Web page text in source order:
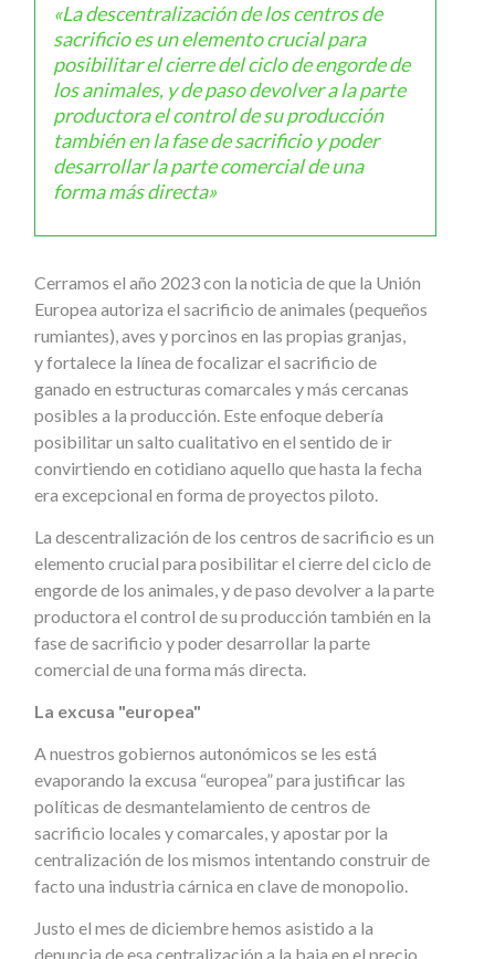
«La descentralización de los centros de
sacrificio es un elemento crucial para
posibilitar el cierre del ciclo de engorde de
los animales, y de paso devolver a la parte
productora el control de su producción
también en la fase de sacrificio y poder
desarrollar la parte comercial de una
forma más directa»
Cerramos el año 2023 con la noticia de que la Unión
Europea autoriza el sacrificio de animales (pequeños
rumiantes), aves y porcinos en las propias granjas,
y fortalece la línea de focalizar el sacrificio de
ganado en estructuras comarcales y más cercanas
posibles a la producción. Este enfoque debería
posibilitar un salto cualitativo en el sentido de ir
convirtiendo en cotidiano aquello que hasta la fecha
era excepcional en forma de proyectos piloto.
La descentralización de los centros de sacrificio es un
elemento crucial para posibilitar el cierre del ciclo de
engorde de los animales, y de paso devolver a la parte
productora el control de su producción también en la
fase de sacrificio y poder desarrollar la parte
comercial de una forma más directa.
La excusa "europea"
A nuestros gobiernos autonómicos se les está
evaporando la excusa “europea” para justificar las
políticas de desmantelamiento de centros de
sacrificio locales y comarcales, y apostar por la
centralización de los mismos intentando construir de
facto una industria cárnica en clave de monopolio.
Justo el mes de diciembre hemos asistido a la
denuncia de esa centralización a la baja en el precio